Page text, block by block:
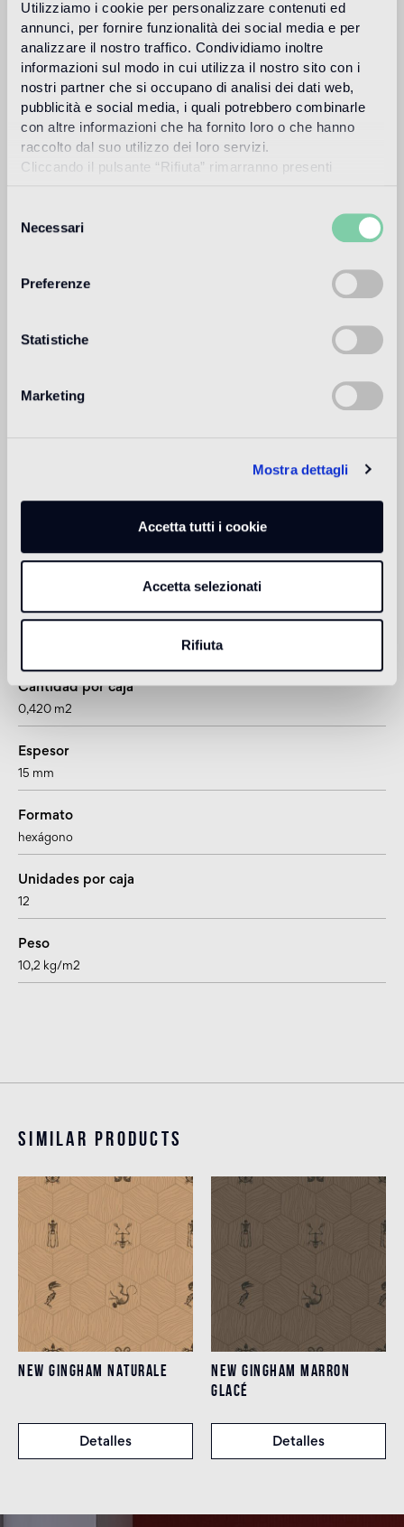
Utilizziamo i cookie per personalizzare contenuti ed
annunci, per fornire funzionalità dei social media e per
analizzare il nostro traffico. Condividiamo inoltre
informazioni sul modo in cui utilizza il nostro sito con i
nostri partner che si occupano di analisi dei dati web,
pubblicità e social media, i quali potrebbero combinarle
con altre informazioni che ha fornito loro o che hanno
raccolto dal suo utilizzo dei loro servizi.
Cliccando il pulsante “Rifiuta” rimarranno presenti
tecnici.
delNecessari
Preferenze
Statistiche
Marketing
Mostra dettagli
Accetta tutti i cookie
Accetta selezionati
Rifiuta
range of high profile clients, galleries and brands.
Más información
Uso previsto
Suelo de interior
adatto
Ducha
Información sobre el producto
Cantidad por caja
0,420 m2
Espesor
15 mm
Formato
hexágono
Unidades por caja
12
Peso
10,2 kg/m2
Similar products
NEW GINGHAM NATURALE
Detalles
NEW GINGHAM MARRON
GLACÉ
Detalles